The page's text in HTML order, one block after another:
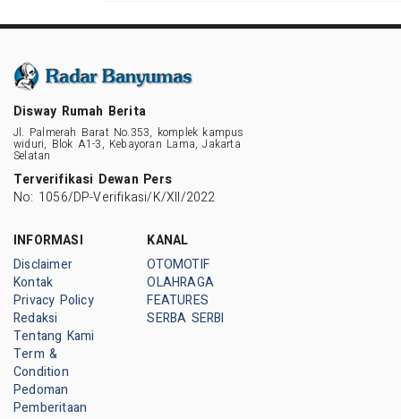
Disway Rumah Berita
Jl. Palmerah Barat No.353, komplek kampus
widuri, Blok A1-3, Kebayoran Lama, Jakarta
Selatan
Terverifikasi Dewan Pers
No: 1056/DP-Verifikasi/K/XII/2022
INFORMASI
Disclaimer
Kontak
Privacy Policy
Redaksi
Tentang Kami
Term &
Condition
Pedoman
Pemberitaan
KANAL
OTOMOTIF
OLAHRAGA
FEATURES
SERBA SERBI